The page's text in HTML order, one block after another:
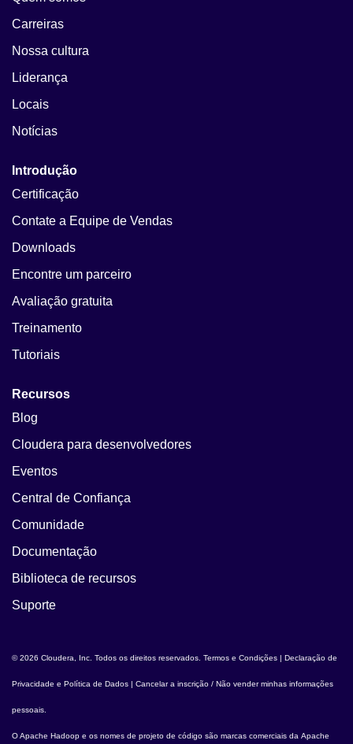
Carreiras
Nossa cultura
Liderança
Locais
Notícias
Introdução
Certificação
Contate a Equipe de Vendas
Downloads
Encontre um parceiro
Avaliação gratuita
Treinamento
Tutoriais
Recursos
Blog
Cloudera para desenvolvedores
Eventos
Central de Confiança
Comunidade
Documentação
Biblioteca de recursos
Suporte
© 2026 Cloudera, Inc. Todos os direitos reservados. Termos e Condições | Declaração de
Privacidade e Política de Dados | Cancelar a inscrição / Não vender minhas informações
pessoais
OApache Hadoop e os nomes de projeto de código são marcas comerciais da Apache